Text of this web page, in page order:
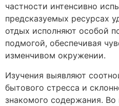
частности интенсивно
предсказуемых ресурсах
отдых исполняют особой
подмогой, обеспечивая
изменчивом окружении.
Изучения выявляют
бытового стресса и
знакомого содержания.